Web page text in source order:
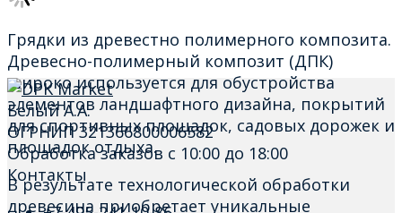
Грядки из древестно полимерного композита.
Древесно-полимерный композит (ДПК)
широко используется для обустройства
элементов ландшафтного дизайна, покрытий
для спортивных площадок, садовых дорожек и
площадок отдыха.
В результате технологической обработки
древесина приобретает уникальные
Белый А.А.
ОГРНИП 321366800006582
Обработка заказов с 10:00 до 18:00
Контакты